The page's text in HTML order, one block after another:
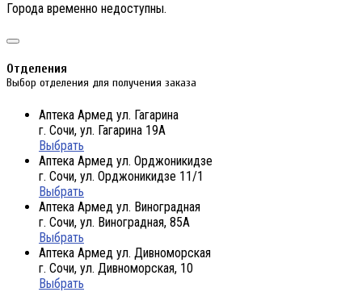
Города временно недоступны.
Отделения
Выбор отделения для получения заказа
Аптека Армед ул. Гагарина
г. Сочи, ул. Гагарина 19А
Выбрать
Аптека Армед ул. Орджоникидзе
г. Сочи, ул. Орджоникидзе 11/1
Выбрать
Аптека Армед ул. Виноградная
г. Сочи, ул. Виноградная, 85А
Выбрать
Аптека Армед ул. Дивноморская
г. Сочи, ул. Дивноморская, 10
Выбрать